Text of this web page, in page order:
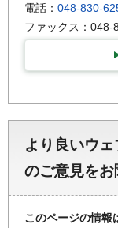
電話： 048-830-
ファックス：048-
より良いウ
のご意見を
このページの情報